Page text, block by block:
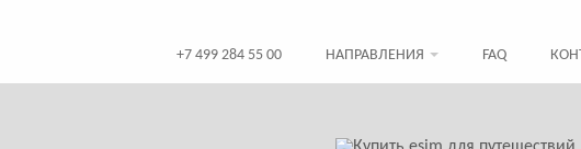
+7 499 284 55 00 НАПРАВЛЕНИЯ FAQ